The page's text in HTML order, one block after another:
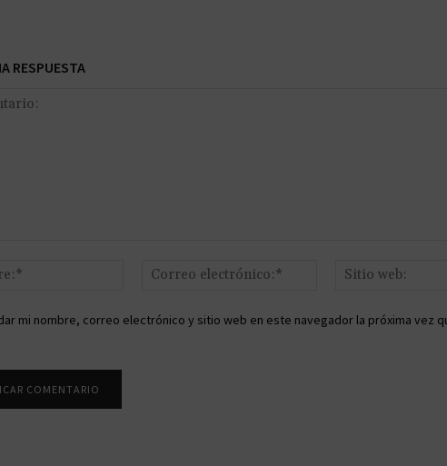
RESPUESTA
Nombre:*
Correo
mi nombre, correo electrónico y sitio web en este navegador la próxima vez